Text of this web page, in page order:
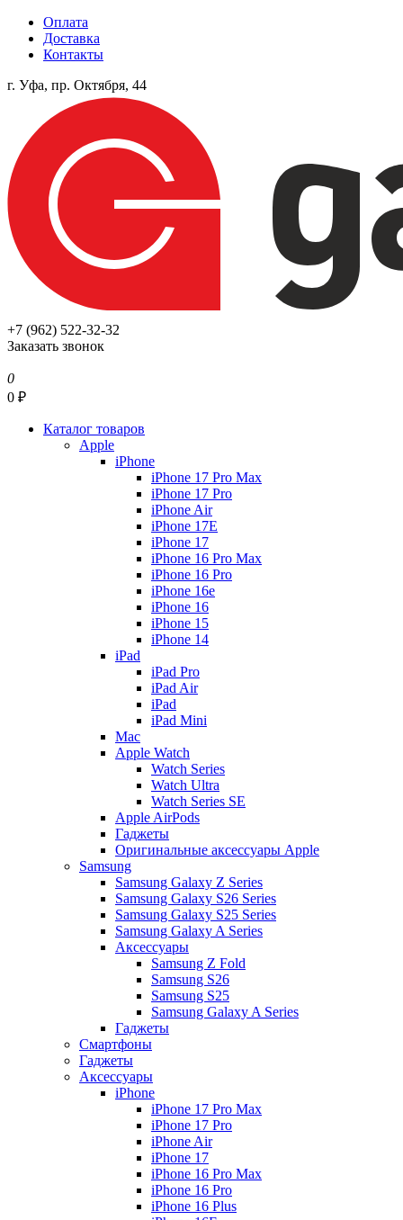
Оплата
Доставка
Контакты
г. Уфа, пр. Октября, 44
+7 (962) 522-32-32
Заказать звонок
0
0 ₽
Каталог товаров
Apple
iPhone
iPhone 17 Pro Max
iPhone 17 Pro
iPhone Air
iPhone 17E
iPhone 17
iPhone 16 Pro Max
iPhone 16 Pro
iPhone 16e
iPhone 16
iPhone 15
iPhone 14
iPad
iPad Pro
iPad Air
iPad
iPad Mini
Mac
Apple Watch
Watch Series
Watch Ultra
Watch Series SE
Apple AirPods
Гаджеты
Оригинальные аксессуары Apple
Samsung
Samsung Galaxy Z Series
Samsung Galaxy S26 Series
Samsung Galaxy S25 Series
Samsung Galaxy A Series
Аксессуары
Samsung Z Fold
Samsung S26
Samsung S25
Samsung Galaxy A Series
Гаджеты
Смартфоны
Гаджеты
Аксессуары
iPhone
iPhone 17 Pro Max
iPhone 17 Pro
iPhone Air
iPhone 17
iPhone 16 Pro Max
iPhone 16 Pro
iPhone 16 Plus